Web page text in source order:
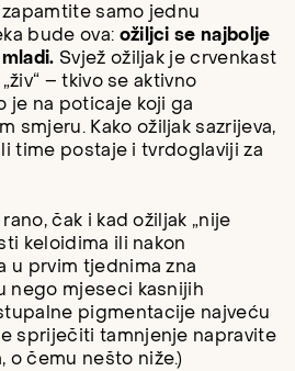
samo jednu
bude ova: ožiljci se najbolje
Svjež ožiljak je crvenkast
– tkivo se aktivno
je na poticaje koji ga
smjeru. Kako ožiljak sazrijeva,
time postaje i tvrdoglaviji za
čak i kad ožiljak „nije
keloidima ili nakon
u prvim tjednima zna
nego mjeseci kasnijih
pigmentacije najveću
spriječiti tamnjenje napravite
o čemu nešto niže.)